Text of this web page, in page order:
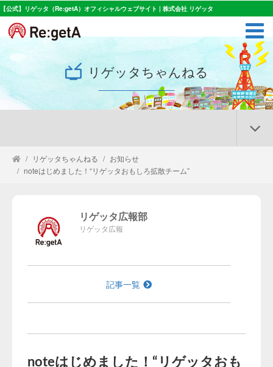
【公式】リゲッタ（Re:getA）オフィシャルウェブサイト | 株式会社 リゲッタ
リゲッタちゃんねる
リゲッタちゃんねる
お知らせ
noteはじめました！“リゲッタおもしろ拡散チーム”
リゲッタ広報部
リゲッタ広報
記事一覧
noteはじめました！“リゲッタおも